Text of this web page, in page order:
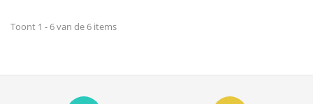
Toont 1 - 6 van de 6 items